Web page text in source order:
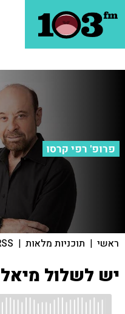
פרופ' רפי קרסו
ראשי | תוכניות מלאות |
יש לשלול